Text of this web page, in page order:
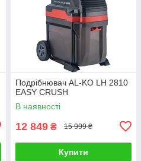
Подрібнювач AL-KO LH 2810
EASY CRUSH
В наявності
12 849 ₴ 15 999 ₴
Купити